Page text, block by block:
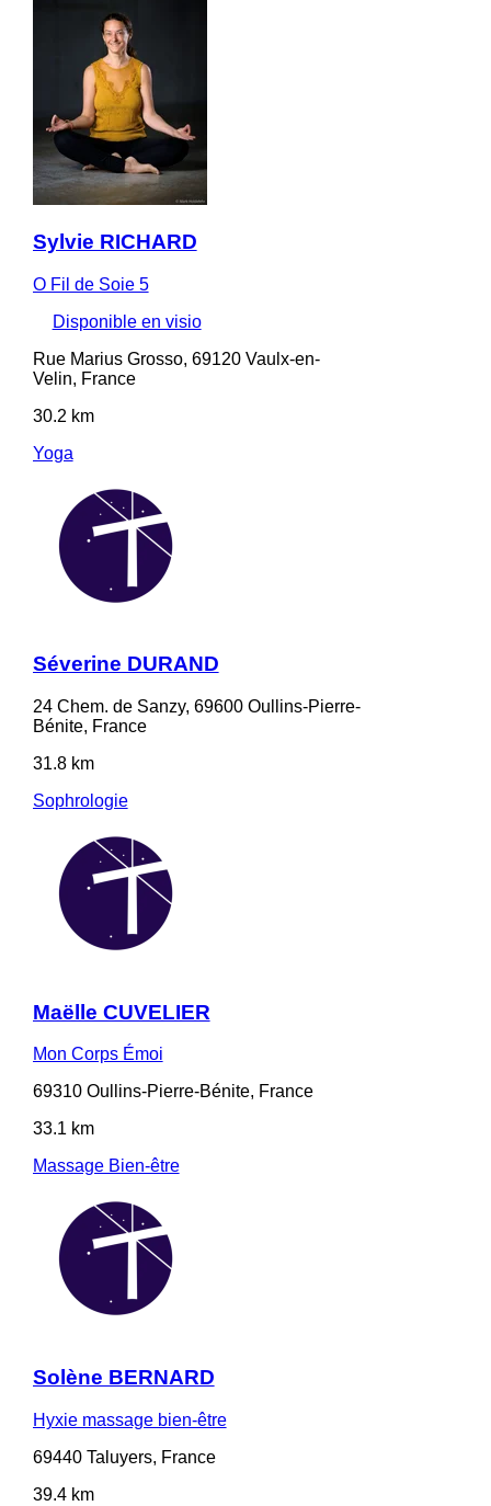
Sylvie RICHARD
O Fil de Soie 5
Disponible en visio
Rue Marius Grosso, 69120 Vaulx-en-
Velin, France
30.2 km
Yoga
Séverine DURAND
24 Chem. de Sanzy, 69600 Oullins-Pierre-
Bénite, France
31.8 km
Sophrologie
Maëlle CUVELIER
Mon Corps Émoi
69310 Oullins-Pierre-Bénite, France
33.1 km
Massage Bien-être
Solène BERNARD
Hyxie massage bien-être
69440 Taluyers, France
39.4 km